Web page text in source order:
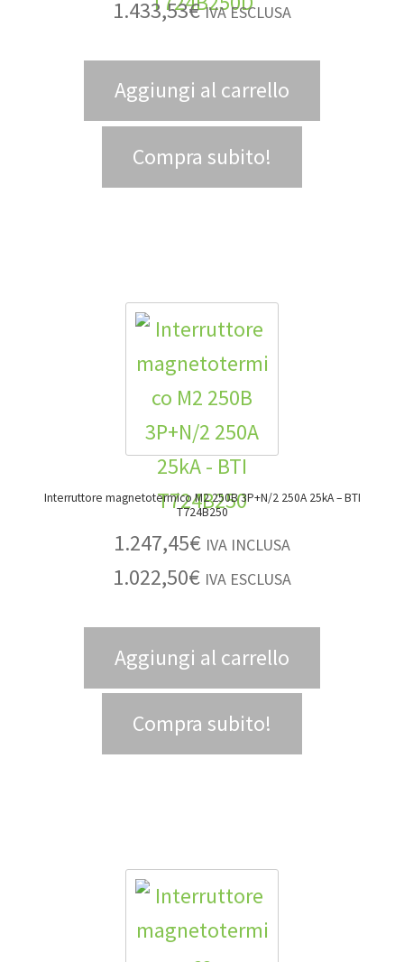
1.433,53€ IVA ESCLUSA
Aggiungi al carrello
Compra subito!
Interruttore magnetotermico M2 250B 3P+N/2 250A 25kA – BTI
T724B250
1.247,45€ IVA INCLUSA
1.022,50€ IVA ESCLUSA
Aggiungi al carrello
Compra subito!